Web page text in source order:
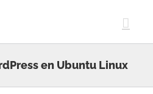
en Ubuntu Linux